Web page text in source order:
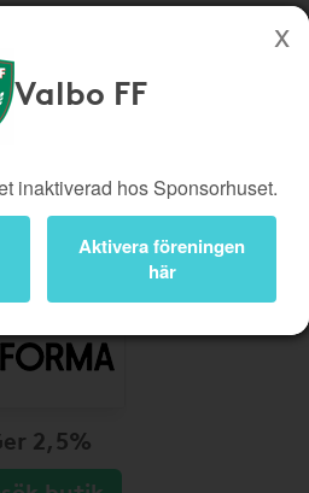
sida stöttar Valbo FF
Kampanjer
Logga in
Valbo FF
inaktiverad hos Sponsorhuset.
Aktivera föreningen
här
2,5%